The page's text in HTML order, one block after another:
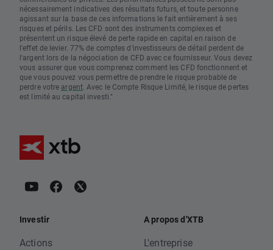
nécessairement indicatives des résultats futurs, et toute personne
agissant sur la base de ces informations le fait entièrement à ses
risques et périls. Les CFD sont des instruments complexes et
présentent un risque élevé de perte rapide en capital en raison de
l'effet de levier. 77% de comptes d'investisseurs de détail perdent de
l'argent lors de la négociation de CFD avec ce fournisseur. Vous devez
vous assurer que vous comprenez comment les CFD fonctionnent et
que vous pouvez vous permettre de prendre le risque probable de
perdre votre argent. Avec le Compte Risque Limité, le risque de pertes
est limité au capital investi."
Investir
Actions
A propos d'XTB
L'entreprise